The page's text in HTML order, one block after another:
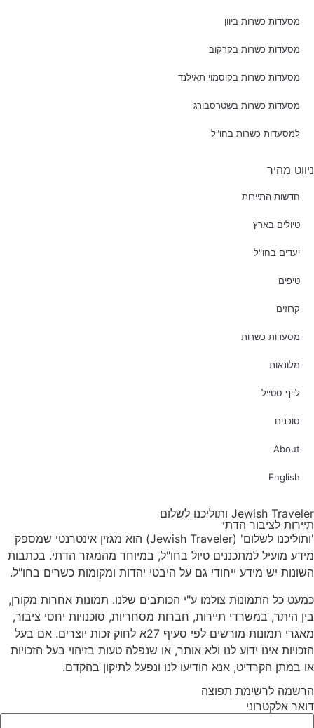
מסעדות כשרות ביוון
מסעדות כשרות בקרקוב
מסעדות כשרות בקוסמוי תאילנד
מסעדות כשרות בשטרסבורג
למסעדות כשרות בחו"ל
ניווט מהיר
חדשות התיירות
טיולים בארץ
יעדים בחו"ל
טיפים
קרוזים
מסעדות כשרות
מלונאות
לייף סטייל
סוכנים
About
English
Jewish Traveler ותוליכנו לשלום
תיירות לציבור הדתי
'ותוליכנו לשלום' (Jewish Traveler) הוא מגזין אינטרנטי שמספק
מידע מועיל למתכננים טיול בחו"ל, במיוחד מהמגזר הדתי. בכתבות
השונות יש מידע ייחודי גם על היבטי יהדות ומקומות כשרים בחו"ל.
כמעט כל התמונות צולמו ע"י הכותבים שלנו. תמונות אחרות מקורן,
בין היתר, במשרדי תיירות, חברות מסחריות, סוכנויות יחסי ציבור,
מאגרי תמונות מורשים לפי סעיף 27א לחוק זכות יוצרים. אם בעל
הזכויות אינו ידוע לנו ולא אותר, או שנפלה טעות בזיהוי בעל הזכויות
או במתן הקרדיט, אנא הודיעו לנו ונפעל לתיקון בהקדם.
הרשמה לרשימת תפוצה
דואר אלקטרוני